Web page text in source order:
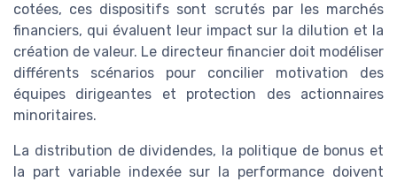
cotées, ces dispositifs sont scrutés par les marchés
financiers, qui évaluent leur impact sur la dilution et la
création de valeur. Le directeur financier doit modéliser
différents scénarios pour concilier motivation des
équipes dirigeantes et protection des actionnaires
minoritaires.
La distribution de dividendes, la politique de bonus et
la part variable indexée sur la performance doivent